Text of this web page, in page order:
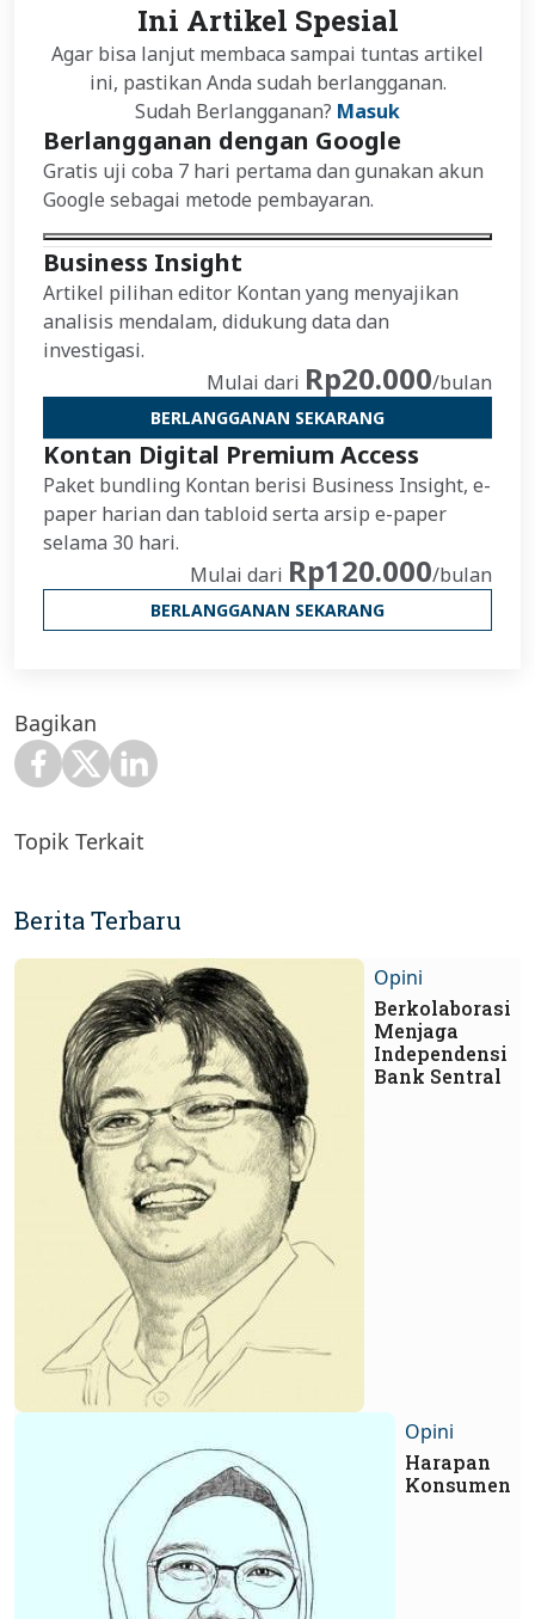
Ini Artikel Spesial
Agar bisa lanjut membaca sampai tuntas artikel
ini, pastikan Anda sudah berlangganan.
Sudah Berlangganan? Masuk
Berlangganan dengan Google
Gratis uji coba 7 hari pertama dan gunakan akun
Google sebagai metode pembayaran.
Business Insight
Artikel pilihan editor Kontan yang menyajikan
analisis mendalam, didukung data dan
investigasi.
Mulai dari Rp20.000/bulan
BERLANGGANAN SEKARANG
Kontan Digital Premium Access
Paket bundling Kontan berisi Business Insight, e-
paper harian dan tabloid serta arsip e-paper
selama 30 hari.
Mulai dari Rp120.000/bulan
BERLANGGANAN SEKARANG
Bagikan
Topik Terkait
Berita Terbaru
Opini
Berkolaborasi
Menjaga
Independensi
Bank Sentral
Opini
Harapan
Konsumen